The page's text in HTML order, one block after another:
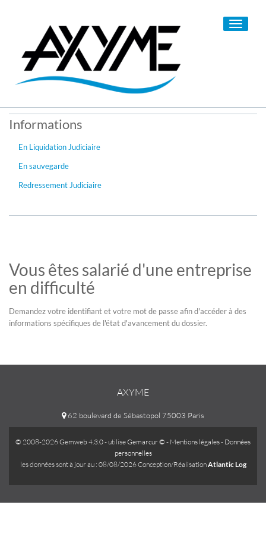
Toggle
Informations
En Liquidation Judiciaire
En sauvegarde
Redressement Judiciaire
Vous êtes salarié d'une entreprise
en difficulté
Demandez votre identifiant et votre mot de passe afin d'accéder à des
informations spécifiques de l'état d'avancement du dossier.
AXYME
62 boulevard de Sébastopol 75003 Paris
© 2008-2026 Gemweb 4.3.0- utiliseGemarcur © - Mentions légales- Données
personnelles
les données sont à jour au : 08/08/2026 Conception/RéalisationAtlantic Log